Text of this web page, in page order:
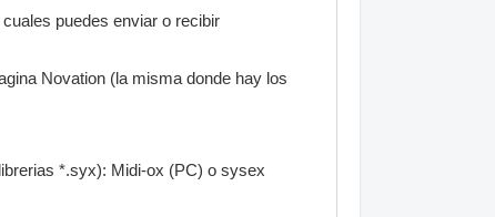
puedes enviar o recibir
Novation (la misma donde hay los
*.syx): Midi-ox (PC) o sysex